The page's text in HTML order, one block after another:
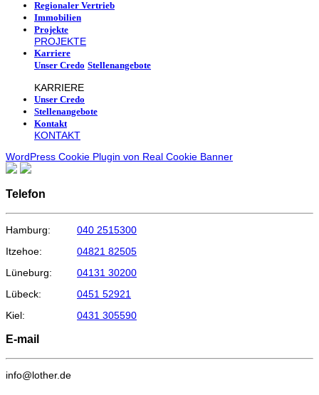
Regionaler Vertrieb
Immobilien
Projekte
PROJEKTE
Karriere
Unser Credo Stellenangebote
KARRIERE
Unser Credo
Stellenangebote
Kontakt
KONTAKT
WordPress Cookie Plugin von Real Cookie Banner
Telefon
Hamburg:
040 2515300
Itzehoe:
04821 82505
Lüneburg:
04131 30200
Lübeck:
0451 52921
Kiel:
0431 305590
E-mail
info@lother.de